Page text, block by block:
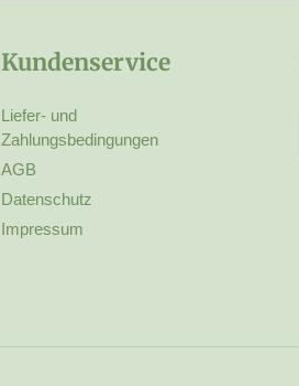
Kundenservice
Liefer- und
Zahlungsbedingungen
AGB
Datenschutz
Impressum